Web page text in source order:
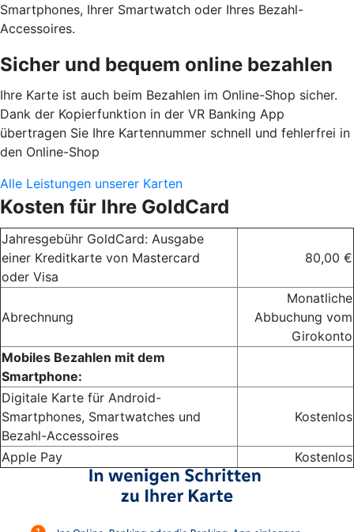
Smartphones, Ihrer Smartwatch oder Ihres Bezahl-
Accessoires.
Sicher und bequem online bezahlen
Ihre Karte ist auch beim Bezahlen im Online-Shop sicher.
Dank der Kopierfunktion in der VR Banking App
übertragen Sie Ihre Kartennummer schnell und fehlerfrei in
den Online-Shop
Alle Leistungen unserer Karten
Kosten für Ihre GoldCard
Jahresgebühr GoldCard: Ausgabe
einer Kreditkarte von Mastercard
oder Visa
80,00 €
Abrechnung
Monatliche
Abbuchung vom
Girokonto
Mobiles Bezahlen mit dem
Smartphone:
Digitale Karte für Android-
Smartphones, Smartwatches und
Bezahl-Accessoires
Kostenlos
Apple Pay Kostenlos